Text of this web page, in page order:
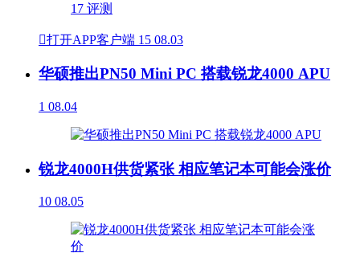
打开APP客户端 15 08.03
华硕推出PN50 Mini PC 搭载锐龙4000 APU
1 08.04
锐龙4000H供货紧张 相应笔记本可能会涨价
10 08.05